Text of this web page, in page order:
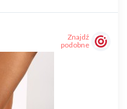
Znajdź
podobne